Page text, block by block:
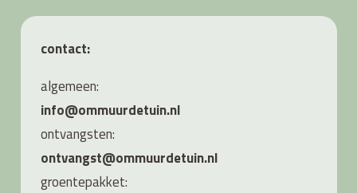
contact:
algemeen:
info@ommuurdetuin.nl
ontvangsten:
ontvangst@ommuurdetuin.nl
groentepakket: